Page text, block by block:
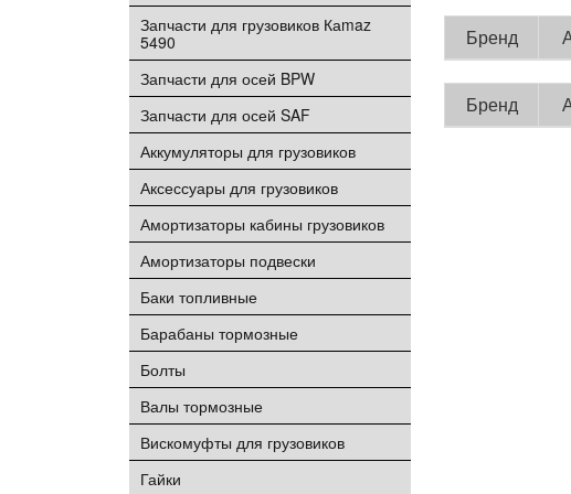
Запчасти для грузовиков Каmaz
5490
Запчасти для осей BPW
Запчасти для осей SAF
Аккумуляторы для грузовиков
Аксессуары для грузовиков
Амортизаторы кабины грузовиков
Амортизаторы подвески
Баки топливные
Барабаны тормозные
Болты
Валы тормозные
Вискомуфты для грузовиков
Гайки
Бренд
Бренд